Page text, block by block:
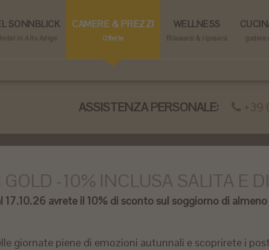
ASSISTENZA PERSONALE: +39
SONNBLICK
in Alto Adige
CAMERE & PREZZI
Offerte
WELLNESS
Rilassarsi & riposarsi godere
-10% INCLUSA SALITA E
17.10.26 avrete il 10% di sconto sul soggiorno di
giornate piene di emozioni autunnali e scoprirete i